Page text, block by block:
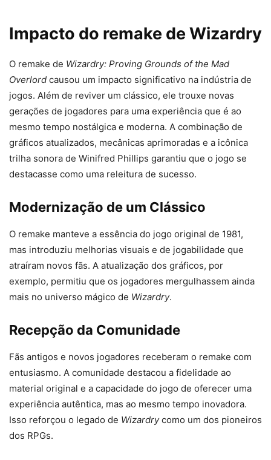
Impacto do remake de Wizardry
O remake de Wizardry: Proving Grounds of the Mad
Overlord causou um impacto significativo na indústria de
jogos. Além de reviver um clássico, ele trouxe novas
gerações de jogadores para uma experiência que é ao
mesmo tempo nostálgica e moderna. A combinação de
gráficos atualizados, mecânicas aprimoradas e a icônica
trilha sonora de Winifred Phillips garantiu que o jogo se
destacasse como uma releitura de sucesso.
Modernização de um Clássico
O remake manteve a essência do jogo original de 1981,
mas introduziu melhorias visuais e de jogabilidade que
atraíram novos fãs. A atualização dos gráficos, por
exemplo, permitiu que os jogadores mergulhassem ainda
mais no universo mágico de Wizardry.
Recepção da Comunidade
Fãs antigos e novos jogadores receberam o remake com
entusiasmo. A comunidade destacou a fidelidade ao
material original e a capacidade do jogo de oferecer uma
experiência autêntica, mas ao mesmo tempo inovadora.
Isso reforçou o legado de Wizardrycomo um dos pioneiros
dos RPGs.